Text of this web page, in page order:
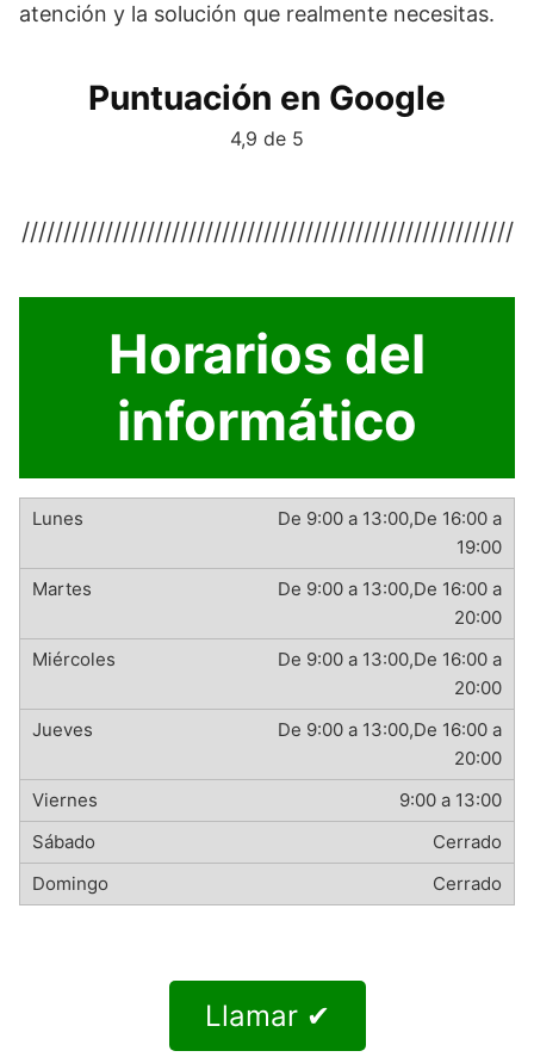
atención y la solución que realmente necesitas.
Puntuación en Google
4,9 de 5
///////////////////////////////////////////////////////////
Horarios del
informático
De 9:00 a 13:00,De 16:00 a
19:00
De 9:00 a 13:00,De 16:00 a
20:00
De 9:00 a 13:00,De 16:00 a
20:00
De 9:00 a 13:00,De 16:00 a
20:00
9:00 a 13:00
Cerrado
Cerrado
Llamar ✔